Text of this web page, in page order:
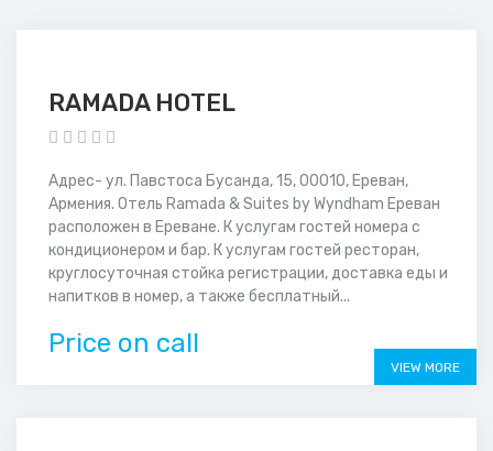
RAMADA HOTEL
Адрес- ул. Павстоса Бусанда, 15, 00010, Ереван,
Армения. Отель Ramada & Suites by Wyndham Ереван
расположен в Ереване. К услугам гостей номера с
кондиционером и бар. К услугам гостей ресторан,
круглосуточная стойка регистрации, доставка еды и
напитков в номер, а также бесплатный...
Price on call
VIEW MORE